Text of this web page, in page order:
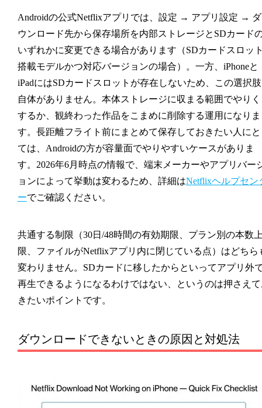
Androidの公式Netflixアプリでは、 設定 → アプリ設定 → ダ
ウンロード先から保存場所を内部ストレージとSDカード
いずれかに変更できる場合があります（SDカードスロッ
搭載モデルかつ対応バージョンの場合）。一方、iPhoneと
iPadにはSDカードスロットが存在しないため、この選択肢
自体がありません。本体ストレージに収まる範囲でやり
するか、観終わった作品をこまめに削除する運用になりま
す。長距離フライト前にまとめて保存しておきたい人に
ては、Androidの方が容量面でやりやすいケースがありま
す。2026年6月時点の情報で、端末メーカーやアプリバー
ョンによって挙動は変わるため、詳細はNetflixヘルプセン
ーでご確認ください。
共通する制限（30日/48時間の有効期限、プラン別の本数
限、ファイルがNetflixアプリ内に閉じている点）はどちら
変わりません。SDカードに移したからといってアプリ外
再生できるようになるわけではない、というのは押さえ
きたいポイントです。
ダウンロードできないときの原因と対処法